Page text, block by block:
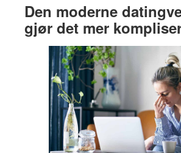
Den moderne
gjør det mer